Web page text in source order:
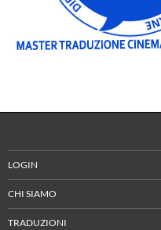
LOGIN
CHI SIAMO
TRADUZIONI